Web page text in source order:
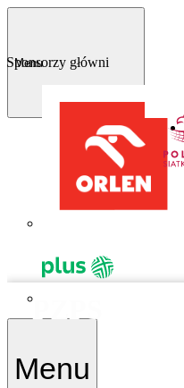
Menu
Sponsorzy główni
PZPS
Menu